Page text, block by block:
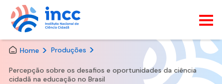
Skip
content
Home Produções
Percepção sobre os desafios e oportunidades da ciência
cidadã na educação no Brasil